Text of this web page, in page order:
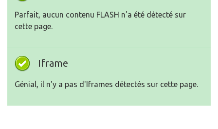
Parfait, aucun contenu FLASH n'a été détecté sur
cette page.
Iframe
Génial, il n'y a pas d'Iframes détectés sur cette page.